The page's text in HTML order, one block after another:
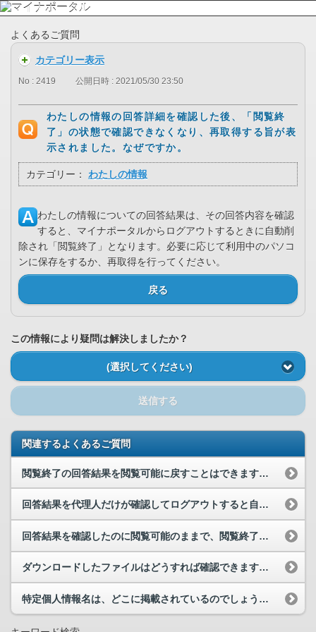
よくあるご質問
カテゴリー表示
No : 2419 公開日時 : 2021/05/30 23:50
わたしの情報の回答詳細を確認した後、「閲覧終
了」の状態で確認できなくなり、再取得する旨が表
示されました。なぜですか。
カテゴリー： わたしの情報
わたしの情報についての回答結果は、その回答内容を確認
すると、マイナポータルからログアウトするときに自動削
除され「閲覧終了」となります。必要に応じて利用中のパソコ
ンに保存をするか、再取得を行ってください。
戻る
この情報により疑問は解決しましたか？
(選択してください)
送信する
関連するよくあるご質問
閲覧終了の回答結果を閲覧可能に戻すことはできますか。また、閲覧可能の回答結果を読まずに閲覧終了...
回答結果を代理人だけが確認してログアウトすると自動削除されますか。
回答結果を確認したのに閲覧可能のままで、閲覧終了になりません。どうしたら閲覧終了になりますか。
ダウンロードしたファイルはどうすれば確認できますか。
特定個人情報名は、どこに掲載されているのでしょうか。参照先を教えてください。